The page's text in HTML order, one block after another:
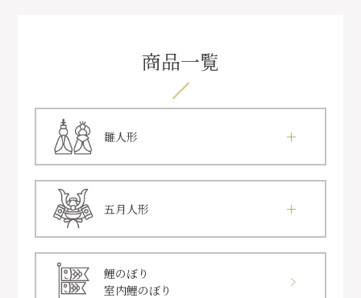
商品一覧
雛人形
五月人形
鯉のぼり
室内鯉のぼり